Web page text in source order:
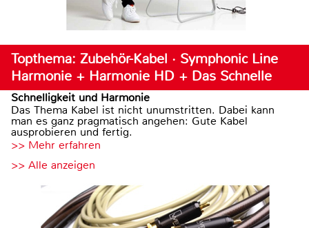
Topthema: Zubehör-Kabel · Symphonic Line
Harmonie + Harmonie HD + Das Schnelle
Schnelligkeit und Harmonie
Das Thema Kabel ist nicht unumstritten. Dabei kann
man es ganz pragmatisch angehen: Gute Kabel
ausprobieren und fertig.
>> Mehr erfahren
>> Alle anzeigen